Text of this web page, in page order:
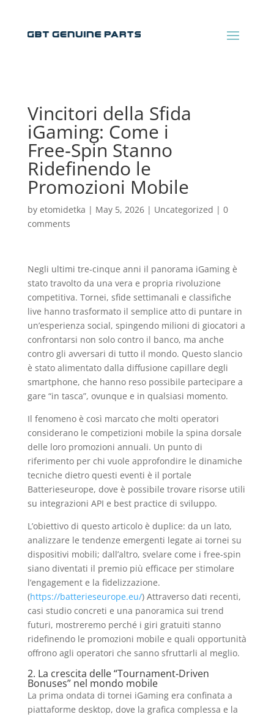
Vincitori della Sfida
iGaming: Come i
Free‑Spin Stanno
Ridefinendo le
Promozioni Mobile
by etomidetka | May 5, 2026| Uncategorized | 0
comments
Negli ultimi tre‑cinque anni il panorama iGaming è
stato travolto da una vera e propria rivoluzione
competitiva. Tornei, sfide settimanali e classifiche
live hanno trasformato il semplice atto di puntare in
un’esperienza social, spingendo milioni di giocatori a
confrontarsi non solo contro il banco, ma anche
contro gli avversari di tutto il mondo. Questo slancio
è stato alimentato dalla diffusione capillare degli
smartphone, che hanno reso possibile partecipare a
gare “in tasca”, ovunque e in qualsiasi momento.
Il fenomeno è così marcato che molti operatori
considerano le competizioni mobile la spina dorsale
delle loro promozioni annuali. Un punto di
riferimento per chi vuole approfondire le dinamiche
tecniche dietro questi eventi è il portale
Batterieseurope, dove è possibile trovare risorse utili
su integrazioni API e best practice di sviluppo.
L’obiettivo di questo articolo è duplice: da un lato,
analizzare le tendenze emergenti legate ai tornei su
dispositivi mobili; dall’altro, svelare come i free‑spin
siano diventati il premio più efficace per stimolare
l’engagement e la fidelizzazione.
(https://batterieseurope.eu/) Attraverso dati recenti,
casi studio concreti e una panoramica sui trend
futuri, mostreremo perché i giri gratuiti stanno
ridefinendo le promozioni mobile e quali opportunità
offrono agli operatori che sanno sfruttarli al meglio.
2. La crescita delle “Tournament‑Driven
Bonuses” nel mondo mobile
La prima ondata di tornei iGaming era confinata a
piattaforme desktop, dove la grafica complessa e la